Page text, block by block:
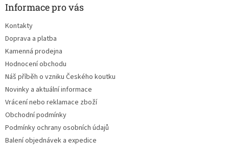
Informace pro vás
Kontakty
Doprava a platba
Kamenná prodejna
Hodnocení obchodu
Náš příběh o vzniku Českého koutku
Novinky a aktuální informace
Vrácení nebo reklamace zboží
Obchodní podmínky
Podmínky ochrany osobních údajů
Balení objednávek a expedice